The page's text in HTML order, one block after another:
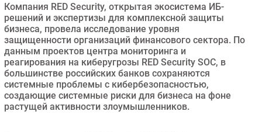
Здоровье
РАЗДЕЛЫ
Новости
Аналитика
Интервью
Компания RED Security, открытая экосистема ИБ-
решений и экспертизы для комплексной защиты
бизнеса, провела исследование уровня
защищенности организаций финансового сектора. По
данным проектов центра мониторинга и
реагирования на киберугрозы RED Security SOC, в
большинстве российских банков сохраняются
системные проблемы с кибербезопасностью,
создающие системные риски для бизнеса на фоне
растущей активности злоумышленников.